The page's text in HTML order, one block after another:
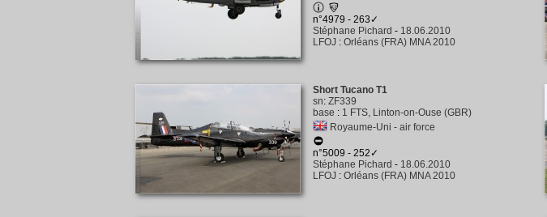
n°4979 - 263✓
Stéphane Pichard - 18.06.2010
LFOJ : Orléans (FRA) MNA 2010
Short Tucano T1
sn: ZF339
base : 1 FTS, Linton-on-Ouse (GBR)
Royaume-Uni - air force
n°5009 - 252✓
Stéphane Pichard - 18.06.2010
LFOJ : Orléans (FRA) MNA 2010